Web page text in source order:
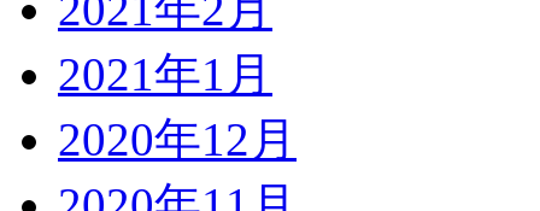
2021年1月
2020年12月